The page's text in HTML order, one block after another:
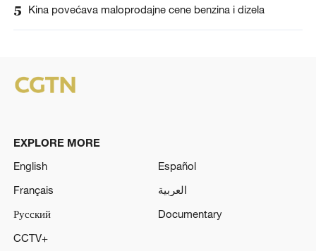
5 Kina povećava maloprodajne cene benzina i dizela
EXPLORE MORE
English
Español
Français
العربية
Русский
Documentary
CCTV+